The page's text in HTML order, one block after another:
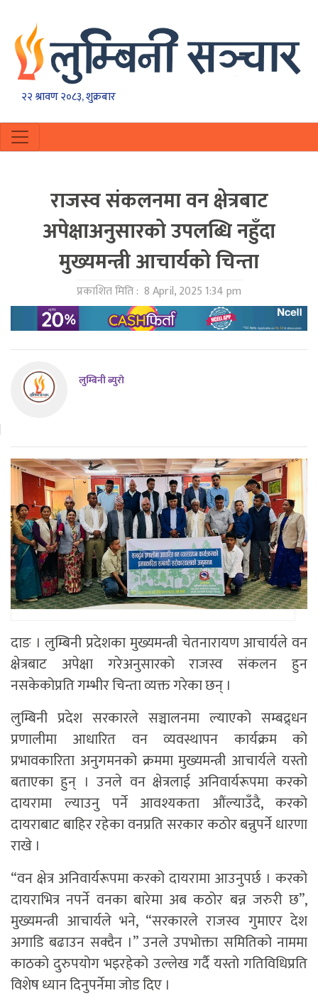
२२ श्रावण २०८३, शुक्रबार
राजस्व संकलनमा वन क्षेत्रबाट
अपेक्षाअनुसारको उपलब्धि नहुँदा
मुख्यमन्त्री आचार्यको चिन्ता
प्रकाशित मिति : 8 April, 2025 1:34 pm
लुम्बिनी ब्युराे
दाङ । लुम्बिनी प्रदेशका मुख्यमन्त्री चेतनारायण आचार्यले वन
क्षेत्रबाट अपेक्षा गरेअनुसारको राजस्व संकलन हुन
नसकेकोप्रति गम्भीर चिन्ता व्यक्त गरेका छन् ।
लुम्बिनी प्रदेश सरकारले सञ्चालनमा ल्याएको सम्बद्र्धन
प्रणालीमा आधारित वन व्यवस्थापन कार्यक्रम को
प्रभावकारिता अनुगमनको क्रममा मुख्यमन्त्री आचार्यले यस्तो
बताएका हुन् । उनले वन क्षेत्रलाई अनिवार्यरूपमा करको
दायरामा ल्याउनु पर्ने आवश्यकता औंल्याउँदै, करको
दायराबाट बाहिर रहेका वनप्रति सरकार कठोर बन्नुपर्ने धारणा
राखे ।
“वन क्षेत्र अनिवार्यरूपमा करको दायरामा आउनुपर्छ । करको
दायराभित्र नपर्ने वनका बारेमा अब कठोर बन्न जरुरी छ”,
मुख्यमन्त्री आचार्यले भने, “सरकारले राजस्व गुमाएर देश
अगाडि बढाउन सक्दैन ।” उनले उपभोक्ता समितिको नाममा
काठको दुरुपयोग भइरहेको उल्लेख गर्दै यस्तो गतिविधिप्रति
विशेष ध्यान दिनुपर्नेमा जोड दिए ।